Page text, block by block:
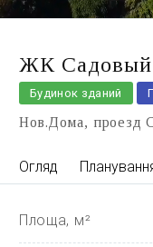
ЖК Садовый
Будинок зданий
Нов.Дома проезд
Огляд
Площа, м²